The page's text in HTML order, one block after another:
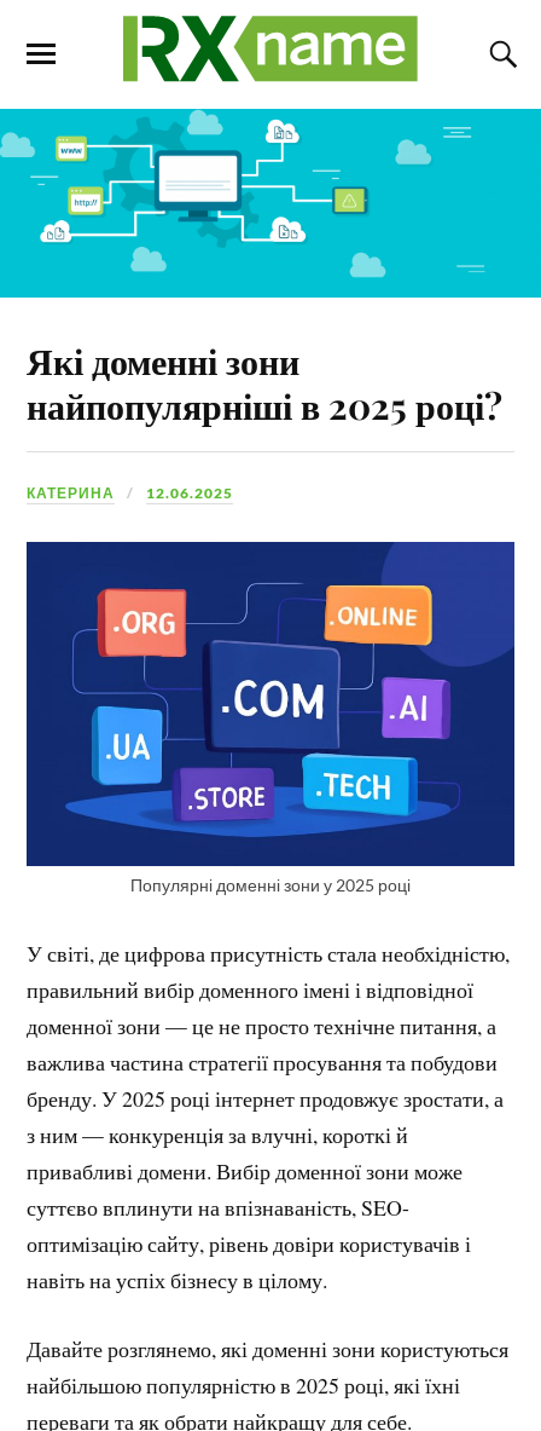
Які доменні зони
найпопулярніші в 2025 році?
КАТЕРИНА 12.06.2025
Популярні доменні зони у 2025 році
У світі, де цифрова присутність стала необхідністю,
правильний вибір доменного імені і відповідної
доменної зони — це не просто технічне питання, а
важлива частина стратегії просування та побудови
бренду. У 2025 році інтернет продовжує зростати, а
з ним — конкуренція за влучні, короткі й
привабливі домени. Вибір доменної зони може
суттєво вплинути на впізнаваність, SEO-
оптимізацію сайту, рівень довіри користувачів і
навіть на успіх бізнесу в цілому.
Давайте розглянемо, які доменні зони користуються
найбільшою популярністю в 2025 році, які їхні
переваги та як обрати найкращу для себе.